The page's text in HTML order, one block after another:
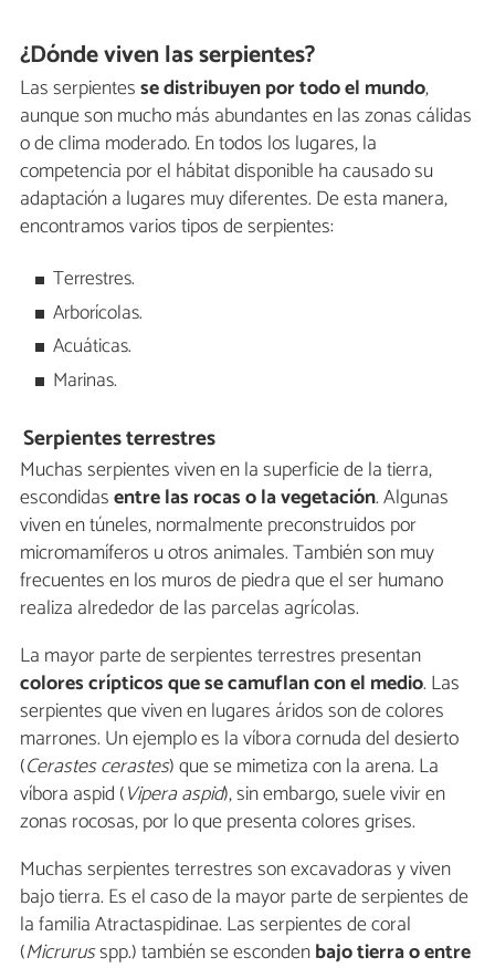
¿Dónde viven las serpientes?
Las serpientesse distribuyen por todo el mundo,
aunque son mucho más abundantes en las zonas cálidas
o de clima moderado. En todos los lugares, la
competencia por el hábitat disponible ha causado su
adaptación a lugares muy diferentes. De esta manera,
encontramos varios tipos de serpientes:
Terrestres.
Arborícolas.
Acuáticas.
Marinas.
Serpientes terrestres
Muchas serpientes viven en la superficie de la tierra,
escondidasentre las rocaso lavegetación. Algunas
viven en túneles, normalmente preconstruidos por
micromamíferos u otros animales. También son muy
frecuentes en los muros de piedra que el ser humano
realiza alrededor de las parcelas agrícolas.
La mayor parte de serpientes terrestres presentan
colores crípticos que se camuflan con el medio. Las
serpientes que viven en lugares áridos son de colores
marrones. Un ejemplo es la víbora cornuda del desierto
(Cerastes cerastes) que se mimetiza con la arena. La
víbora aspid (Vipera aspid), sin embargo, suele vivir en
zonas rocosas, por lo que presenta colores grises.
Muchas serpientes terrestres son excavadoras y viven
bajo tierra. Es el caso de la mayor parte de serpientes de
la familia Atractaspidinae. Las serpientes de coral
(Micrurusspp.) también se escondenbajo tierra o entre